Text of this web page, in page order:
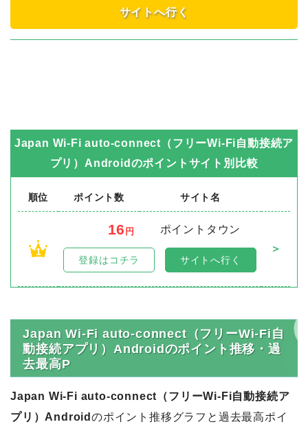
サイトへ行く
Japan Wi-Fi auto-connect（フリーWi-Fi自動接続ア
プリ）Android のポイントサイト別比較
順位 ポイント数 サイト名
1
16 円
ポイントタウン
＞
登録はコチラ サイトへ行く
Japan Wi-Fi auto-connect（フリーWi-Fi自
動接続アプリ）Androidのポイント推移・過
去最高P
Japan Wi-Fi auto-connect（フリーWi-Fi自動接続ア
プリ）Android のポイント推移グラフと過去最高ポイ